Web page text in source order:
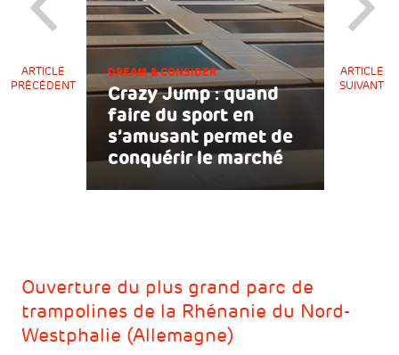
ARTICLE
PRÉCÉDENT
DREAM & CONSIDER
Crazy Jump : quand
faire du sport en
s’amusant permet de
conquérir le marché
ARTICLE
SUIVANT
Ouverture du plus grand parc de
trampolines de la Rhénanie du Nord-
Westphalie (Allemagne)